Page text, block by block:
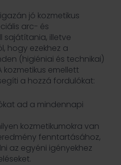
jó kozmetikus
arc- és
sajátítania, illetve
hogy ezekhez a
(higiéniai és technikai)
emellett
a hozzá fordulókat:
ad a mindennapi
kozmetikumokra van
fenntartásához,
az egyéni igényekhez